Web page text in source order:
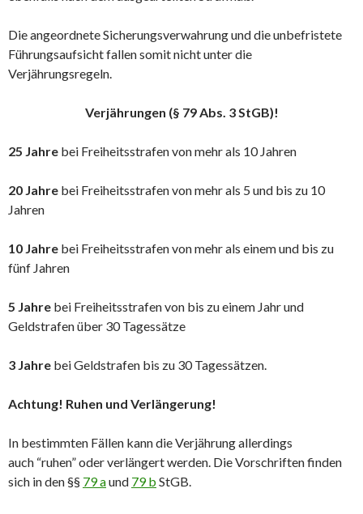
Die angeordnete Sicherungsverwahrung und die unbefristete
Führungsaufsicht fallen somit nicht unter die
Verjährungsregeln.
Verjährungen (§ 79 Abs. 3 StGB)!
25 Jahre bei Freiheitsstrafen von mehr als 10 Jahren
20 Jahre bei Freiheitsstrafen von mehr als 5 und bis zu 10
Jahren
10 Jahre bei Freiheitsstrafen von mehr als einem und bis zu
fünf Jahren
5 Jahre bei Freiheitsstrafen von bis zu einem Jahr und
Geldstrafen über 30 Tagessätze
3 Jahre bei Geldstrafen bis zu 30 Tagessätzen.
Achtung! Ruhen und Verlängerung!
In bestimmten Fällen kann die Verjährung allerdings
auch “ruhen” oder verlängert werden. Die Vorschriften finden
sich in den §§ 79 aund 79 b StGB.